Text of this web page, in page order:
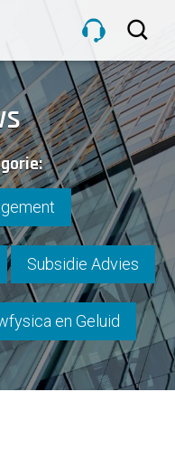
Subsidie Advies
en Geluid